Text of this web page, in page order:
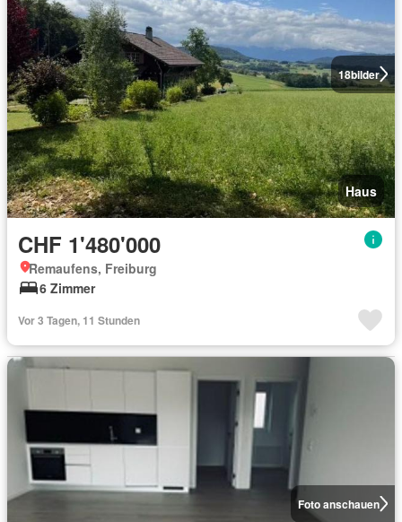
18bilder
Haus
CHF 1'480'000
Remaufens, Freiburg
6 Zimmer
Vor 3 Tagen, 11 Stunden
Foto anschauen